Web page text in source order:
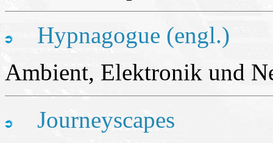
Hypnagogue (engl.)
Ambient, Elektronik und
Journeyscapes